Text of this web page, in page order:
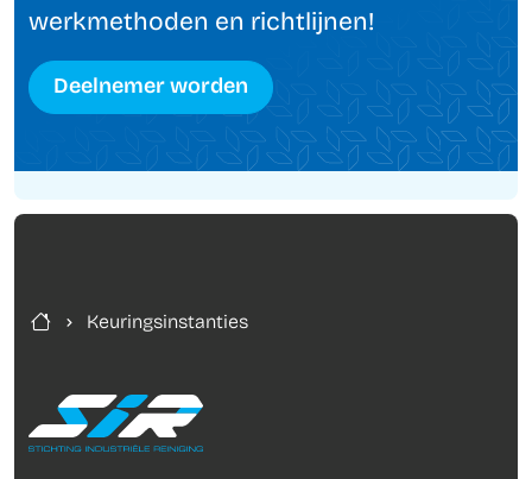
werkmethoden en richtlijnen!
Deelnemer worden
Keuringsinstanties